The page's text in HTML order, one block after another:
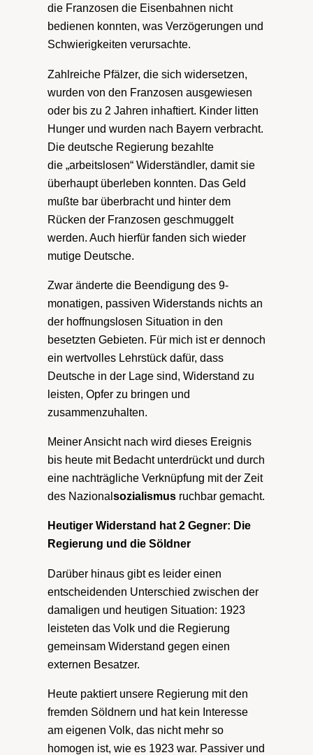
die Franzosen die Eisenbahnen nicht
bedienen konnten, was Verzögerungen und
Schwierigkeiten verursachte.
Zahlreiche Pfälzer, die sich widersetzen,
wurden von den Franzosen ausgewiesen
oder bis zu 2 Jahren inhaftiert. Kinder litten
Hunger und wurden nach Bayern verbracht.
Die deutsche Regierung bezahlte
die „arbeitslosen“ Widerständler, damit sie
überhaupt überleben konnten. Das Geld
mußte bar überbracht und hinter dem
Rücken der Franzosen geschmuggelt
werden. Auch hierfür fanden sich wieder
mutige Deutsche.
Zwar änderte die Beendigung des 9-
monatigen, passiven Widerstands nichts an
der hoffnungslosen Situation in den
besetzten Gebieten. Für mich ist er dennoch
ein wertvolles Lehrstück dafür, dass
Deutsche in der Lage sind, Widerstand zu
leisten, Opfer zu bringen und
zusammenzuhalten.
Meiner Ansicht nach wird dieses Ereignis
bis heute mit Bedacht unterdrückt und durch
eine nachträgliche Verknüpfung mit der Zeit
des Nazionalsozialismus ruchbar gemacht.
Heutiger Widerstand hat 2 Gegner: Die
Regierung und die Söldner
Darüber hinaus gibt es leider einen
entscheidenden Unterschied zwischen der
damaligen und heutigen Situation: 1923
leisteten das Volk und die Regierung
gemeinsam Widerstand gegen einen
externen Besatzer.
Heute paktiert unsere Regierung mit den
fremden Söldnern und hat kein Interesse
am eigenen Volk, das nicht mehr so
homogen ist, wie es 1923 war. Passiver und